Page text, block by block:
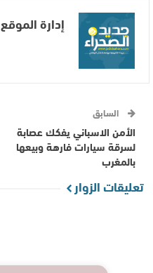
إدارة الموقع
السابق
الأمن الاسباني يفكك عصابة
لسرقة سيارات فارهة وبيعها
بالمغرب
تعليقات الزوار